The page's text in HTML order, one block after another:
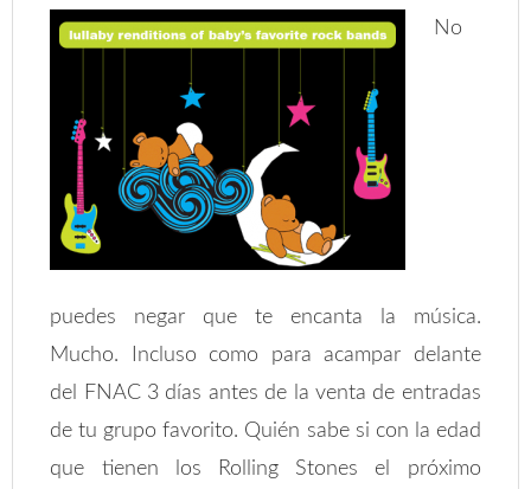
No
puedes negar que te encanta la música.
Mucho. Incluso como para acampar delante
del FNAC 3 días antes de la venta de entradas
de tu grupo favorito. Quién sabe si con la edad
que tienen los Rolling Stones el próximo